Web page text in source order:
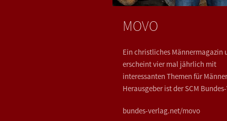
MOVO
Ein christliches Männermagazin
erscheint vier mal jährlich mit
interessanten Themen für
Herausgeber ist der SCM
bundes-verlag.net/movo